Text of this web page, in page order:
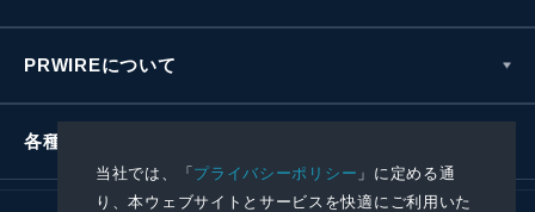
当社では、「プライバシーポリシー 」に定める通
り、本ウェブサイトとサービスを快適にご利用いた
PRWIREについて
各種お問い合わせ